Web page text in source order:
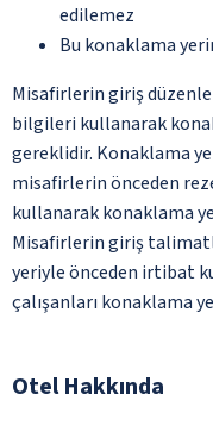
edilemez
Bu konaklama
Misafirlerin giriş
bilgileri kullanarak
gereklidir. Konaklama
misafirlerin önceden
kullanarak konaklama
Misafirlerin giriş
yeriyle önceden irtibat
çalışanları konaklama
Otel Hakkında